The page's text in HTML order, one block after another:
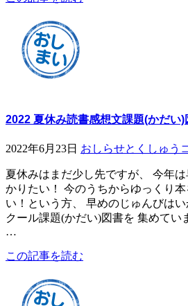
2022 夏休み読書感想文課題(かだい
2022年6月23日 おしらせとくしゅう
夏休みはまだ少し先ですが、 今年
かりたい！ 今のうちからゆっくり
い！という方、 早めのじゅんびは
クール課題(かだい)図書を 集めて
…
この記事を読む